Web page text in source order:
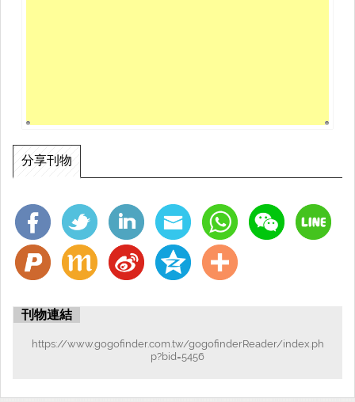
分享刊物
刊物連結
https://www.gogofinder.com.tw/gogofinderReader/index.ph
p?bid=5456